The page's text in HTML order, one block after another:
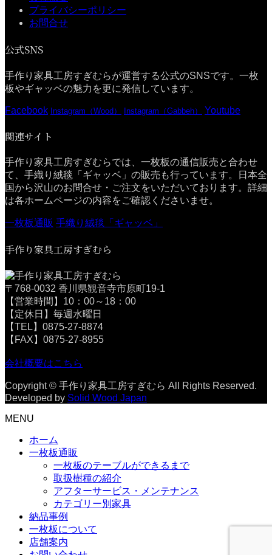
プライバシーポリシー
お問合せ
公式SNS
手作り家具工房すぎむらが運営する公式のSNSです。一枚
板やギャッベの魅力を更に発信しています。
Facebook Instagram（Wood） Instagram（Gabbeh） Youtube
関連サイト
手作り家具工房すぎむらでは、一枚板の通信販売と合わせ
て、手織り絨毯「ギャッベ」の販売も行っています。日本全
国から沢山のお問合せ・ご注文をいただいております。詳細
は各ホームページの内容をご確認くださいませ。
一枚板通販 手織り絨毯「ギャッベ」
手作り家具工房すぎむら
〒768-0032 香川県観音寺市原町19-1
【営業時間】10：00～18：00
【定休日】毎週水曜日
【TEL】0875-27-8874
【FAX】0875-27-8955
会社概要はこちら
Copyright © 手作り家具工房すぎむら All Rights Reserved.
Developed by Solid Wood Japan
MENU
ホーム
一枚板通販
一枚板のテーブルができるまで
取扱樹種の紹介
アフターサービス・メンテナンス
カテゴリー別家具
納品事例
一枚板について
店舗案内